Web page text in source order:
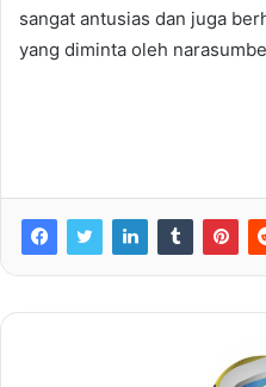
sangat antusias dan juga
yang diminta oleh